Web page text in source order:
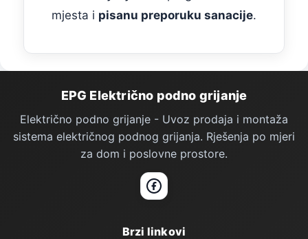
mjesta i pisanu preporuku sanacije.
Podno Grijanje — podnožje stranice
EPG Električno podno grijanje
Električno podno grijanje - Uvoz prodaja i montaža
sistema električnog podnog grijanja. Rješenja po mjeri
za dom i poslovne prostore.
Facebook
Brzi linkovi